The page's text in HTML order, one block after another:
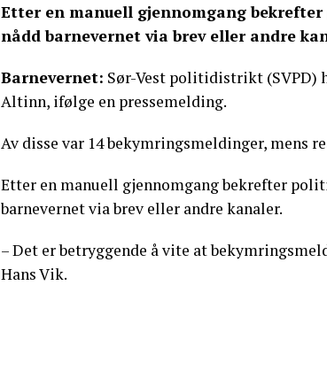
Etter en manuell gjennomgang
nådd barnevernet via brev eller andre
Barnevernet: Sør-Vest politidistrikt (SVPD)
Altinn, ifølge en pressemelding.
Av disse var 14 bekymringsmeldinger, mens
Etter en manuell gjennomgang bekrefter
barnevernet via brev eller andre kanaler.
– Det er betryggende å vite at
Hans Vik.